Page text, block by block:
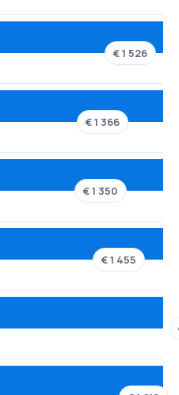
€ 1 526
€ 1 366
€ 1 350
€ 1 455